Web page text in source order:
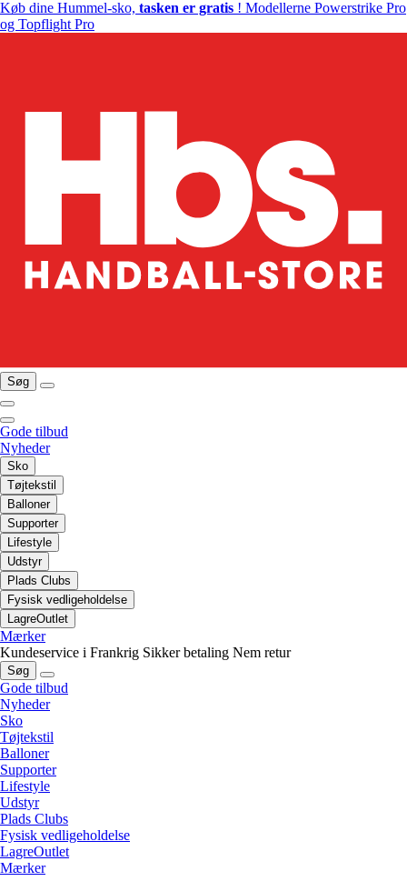
Køb dine Hummel-sko, tasken er gratis ! Modellerne Powerstrike Pro
og Topflight Pro
Søg
Gode tilbud
Nyheder
Sko
Tøjtekstil
Balloner
Supporter
Lifestyle
Udstyr
Plads Clubs
Fysisk vedligeholdelse
LagreOutlet
Mærker
Kundeservice i Frankrig Sikker betaling Nem retur
Søg
Gode tilbud
Nyheder
Sko
Tøjtekstil
Balloner
Supporter
Lifestyle
Udstyr
Plads Clubs
Fysisk vedligeholdelse
LagreOutlet
Mærker